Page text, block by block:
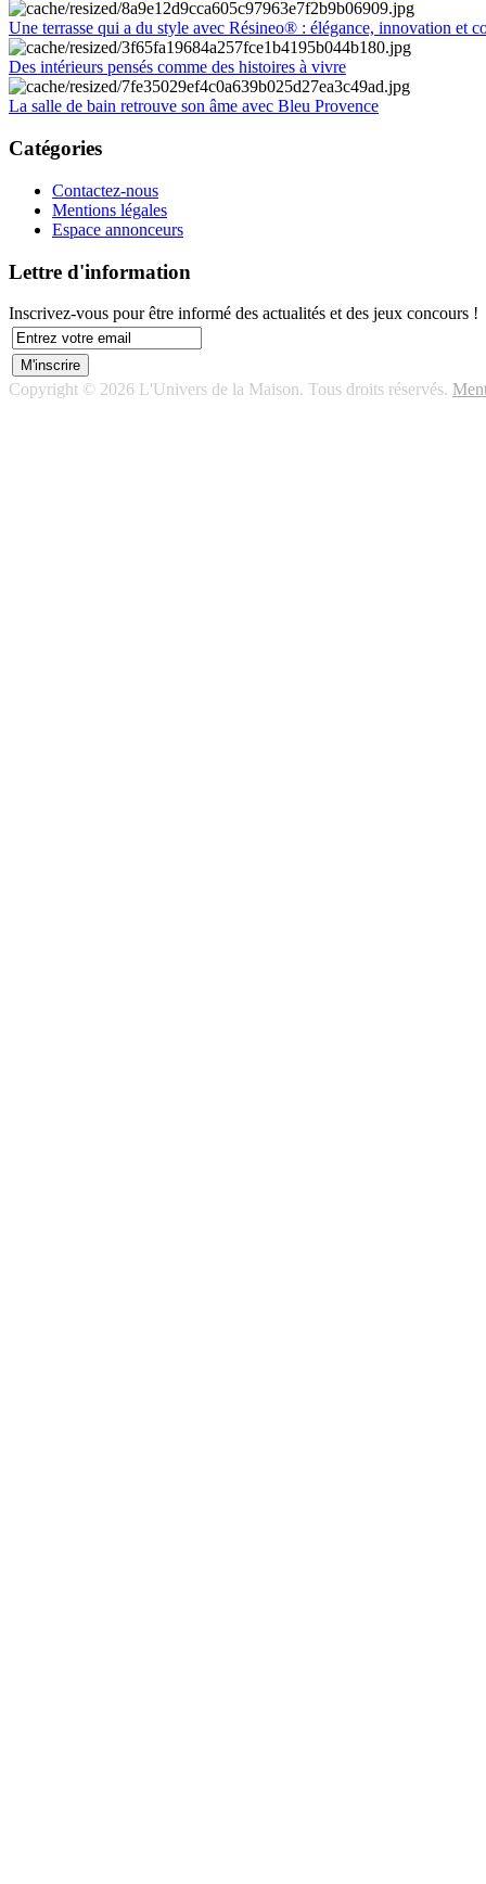
Une terrasse qui a du style avec Résineo® : élégance, innovation et
Des intérieurs pensés comme des histoires à vivre
La salle de bain retrouve son âme avec Bleu Provence
Catégories
Contactez-nous
Mentions légales
Espace annonceurs
Lettre d'information
Inscrivez-vous pour être informé des actualités et des jeux concours !
Copyright © 2026 L'Univers de la Maison. Tous droits réservés.